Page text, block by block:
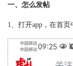
一、怎么发帖
1、打开app，在首